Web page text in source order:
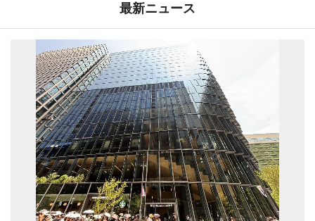
最新ニュース